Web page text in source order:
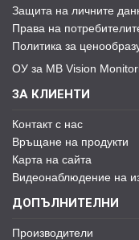
Защита на личните
Права на
Политика за
ОУ за MB Vision
ЗА КЛИЕНТИ
Контакт с нас
Връщане на продукти
Карта на сайта
Видеонаблюдение на
ДОПЪЛНИТЕЛНИ
Производители